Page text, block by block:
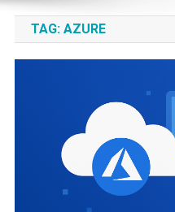
TAG: AZURE